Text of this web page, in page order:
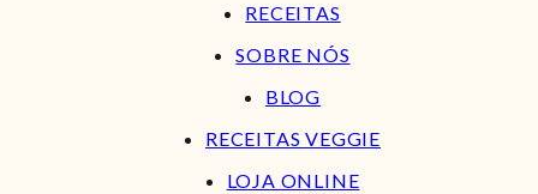
RECEITAS
SOBRE NÓS
BLOG
RECEITAS VEGGIE
LOJA ONLINE